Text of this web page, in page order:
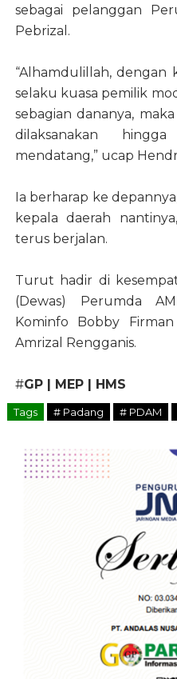
sebagai pelanggan
Pebrizal.
“Alhamdulillah, dengan
selaku kuasa pemilik
sebagian dananya,
dilaksanakan
mendatang,” ucap
Ia berharap ke
kepala daerah
terus berjalan.
Turut hadir di
(Dewas) Perumda
Kominfo Bobby
Amrizal Rengganis.
#GP | MEP | HMS
Tags # Padang # PDAM